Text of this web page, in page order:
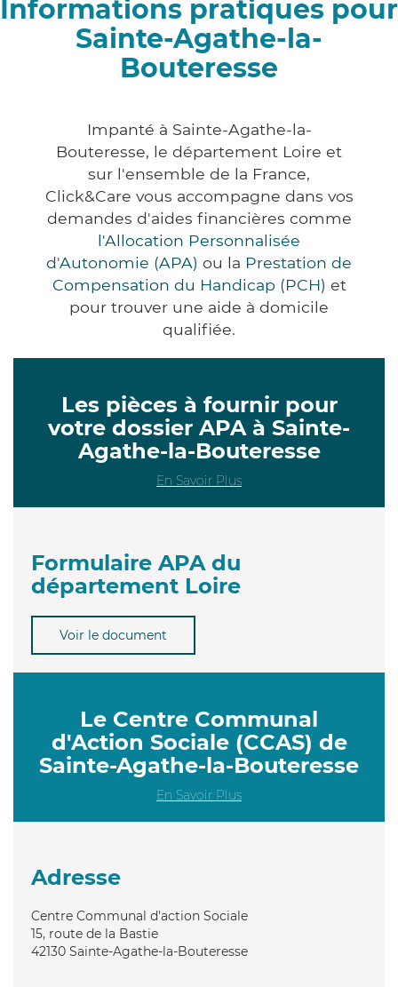
Informations pratiques pour
Sainte-Agathe-la-
Bouteresse
Impanté à Sainte-Agathe-la-
Bouteresse, le département Loire et
sur l'ensemble de la France,
Click&Care vous accompagne dans vos
demandes d'aides financières comme
l'Allocation Personnalisée
d'Autonomie (APA) ou la Prestation de
Compensation du Handicap (PCH) et
pour trouver une aide à domicile
qualifiée.
Les pièces à fournir pour
votre dossier APA à Sainte-
Agathe-la-Bouteresse
En Savoir Plus
Formulaire APA du
département Loire
Voir le document
Le Centre Communal
d'Action Sociale (CCAS) de
Sainte-Agathe-la-Bouteresse
En Savoir Plus
Adresse
Centre Communal d'action Sociale
15, route de la Bastie
42130 Sainte-Agathe-la-Bouteresse